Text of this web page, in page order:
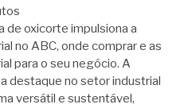
de oxicorte impulsiona a
no ABC, onde comprar e as
para o seu negócio. A
destaque no setor industrial
versátil e sustentável,